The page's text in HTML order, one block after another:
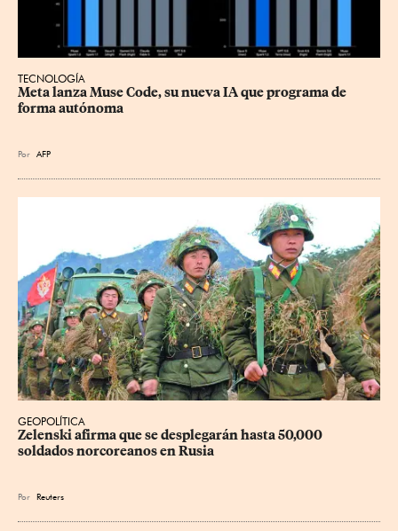
TECNOLOGÍA
Meta lanza Muse Code, su nueva IA que programa de
forma autónoma
Por AFP
GEOPOLÍTICA
Zelenski afirma que se desplegarán hasta 50,000
soldados norcoreanos en Rusia
Por Reuters